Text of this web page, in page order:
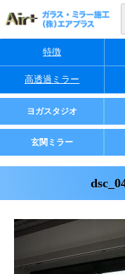
特徴
高透過ミラー
業者様・店舗様向け
ヨガスタジオ
ご家庭用
玄関ミラー